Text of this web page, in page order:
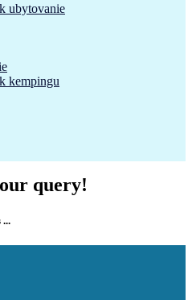
ubytovanie
kempingu
query!